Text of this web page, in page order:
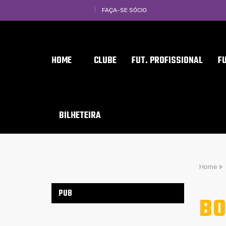
FAÇA-SE SÓCIO
HOME CLUBE FUT. PROFISSIONAL
BILHETEIRA
Home >
PUB